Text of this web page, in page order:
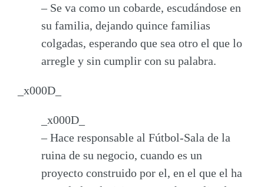
– Se va como un cobarde, escudándose en
su familia, dejando quince familias
colgadas, esperando que sea otro el que lo
arregle y sin cumplir con su palabra.
_x000D_
_x000D_
– Hace responsable al Fútbol-Sala de la
ruina de su negocio, cuando es un
proyecto construido por el, en el que el ha